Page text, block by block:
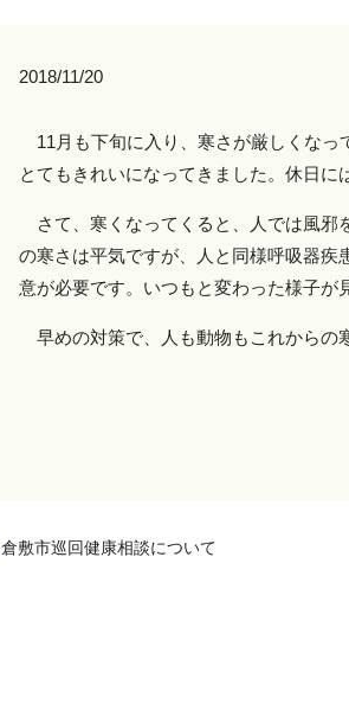
2018/11/20
11月も下旬に入り、寒さが厳しくなっ
とてもきれいになってきました。休日に
さて、寒くなってくると、人では風邪
の寒さは平気ですが、人と同様呼吸器疾
意が必要です。いつもと変わった様子が
早めの対策で、人も動物もこれからの
倉敷市巡回健康相談について